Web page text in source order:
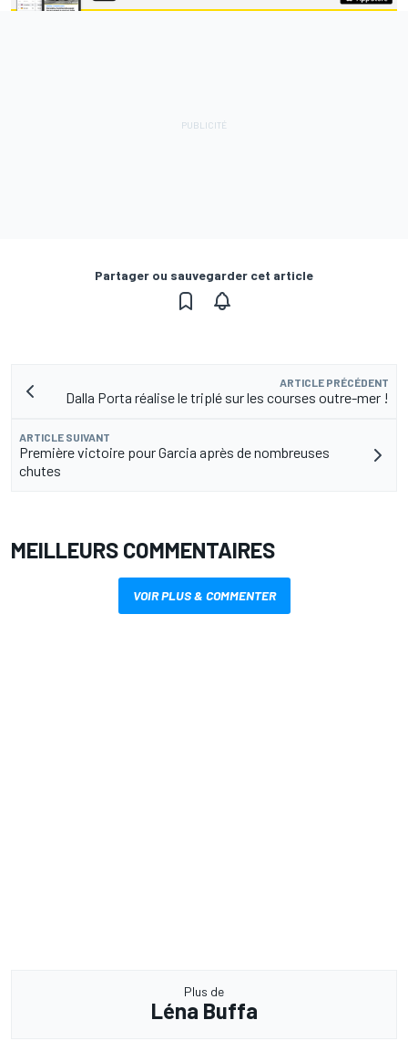
Partager ou sauvegarder cet article
ARTICLE PRÉCÉDENT
Dalla Porta réalise le triplé sur les courses outre-mer !
ARTICLE SUIVANT
Première victoire pour Garcia après de nombreuses
chutes
MEILLEURS COMMENTAIRES
VOIR PLUS & COMMENTER
Plus de
Léna Buffa